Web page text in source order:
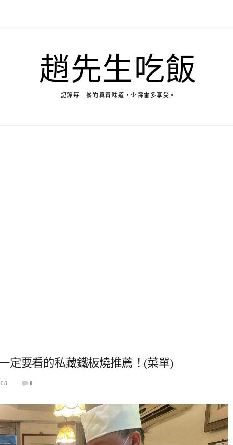
趙先生吃飯
記錄每一餐的真實味道，少踩雷多享受。
定要看的私藏鐵板燒推薦！(菜單)
0